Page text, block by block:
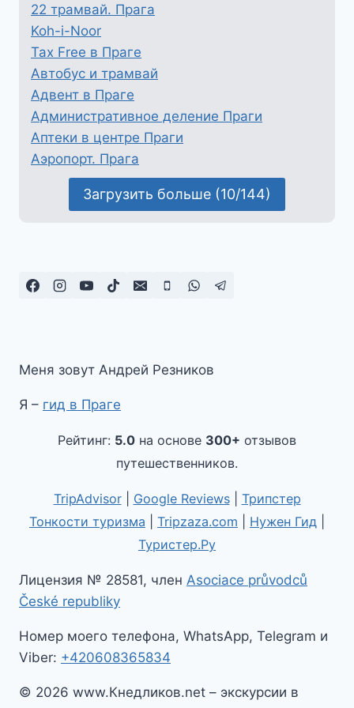
22 трамвай. Прага
Koh-i-Noor
Tax Free в Праге
Автобус и трамвай
Адвент в Праге
Административное деление Праги
Аптеки в центре Праги
Аэропорт. Прага
Загрузить больше (10/144)
Меня зовут Андрей Резников
Я – гид в Праге
Рейтинг: 5.0 на основе 300+ отзывов
путешественников.
TripAdvisor| Google Reviews| Трипстер
Тонкости туризма
Tripzaza.com Нужен Гид
Туристер.Ру
Лицензия № 28581, член Asociace průvodců
České republiky
Номер моего телефона, WhatsApp, Telegram и
Viber: +420608365834
© 2026 www.Кнедликов.net – экскурсии в